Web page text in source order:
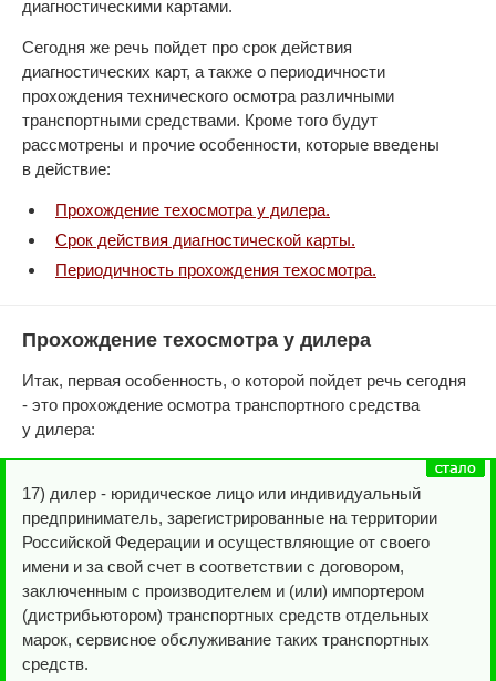
диагностическими картами.
Сегодня же речь пойдет про срок действия
диагностических карт, а также о периодичности
прохождения технического осмотра различными
транспортными средствами. Кроме того будут
рассмотрены и прочие особенности, которые введены
в действие:
Прохождение техосмотра у дилера.
Срок действия диагностической карты.
Периодичность прохождения техосмотра.
Прохождение техосмотра у дилера
Итак, первая особенность, о которой пойдет речь сегодня
- это прохождение осмотра транспортного средства
у дилера:
17) дилер - юридическое лицо или индивидуальный
предприниматель, зарегистрированные на территории
Российской Федерации и осуществляющие от своего
имени и за свой счет в соответствии с договором,
заключенным с производителем и (или) импортером
(дистрибьютором) транспортных средств отдельных
марок, сервисное обслуживание таких транспортных
средств.